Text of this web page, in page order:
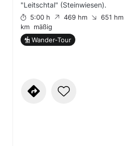
"Leitschtal" (Steinwiesen).
5:00 h 469 hm 651 hm
km mäßig
Wander-Tour